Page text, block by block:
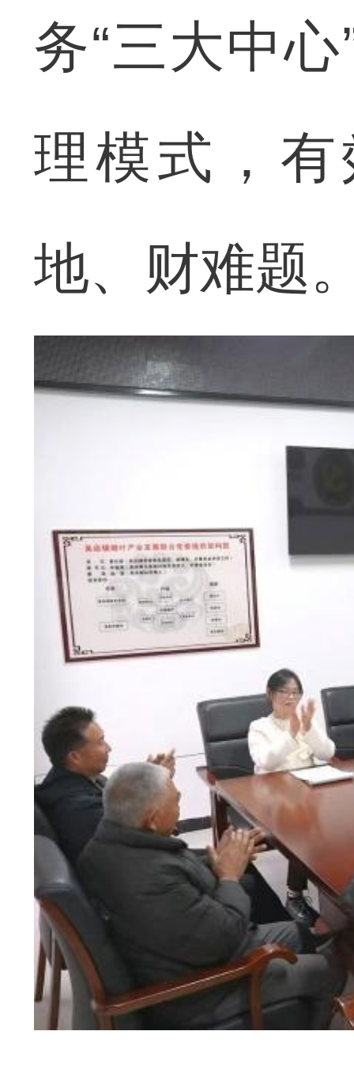
务“三大中心
理模式，
地、财难题